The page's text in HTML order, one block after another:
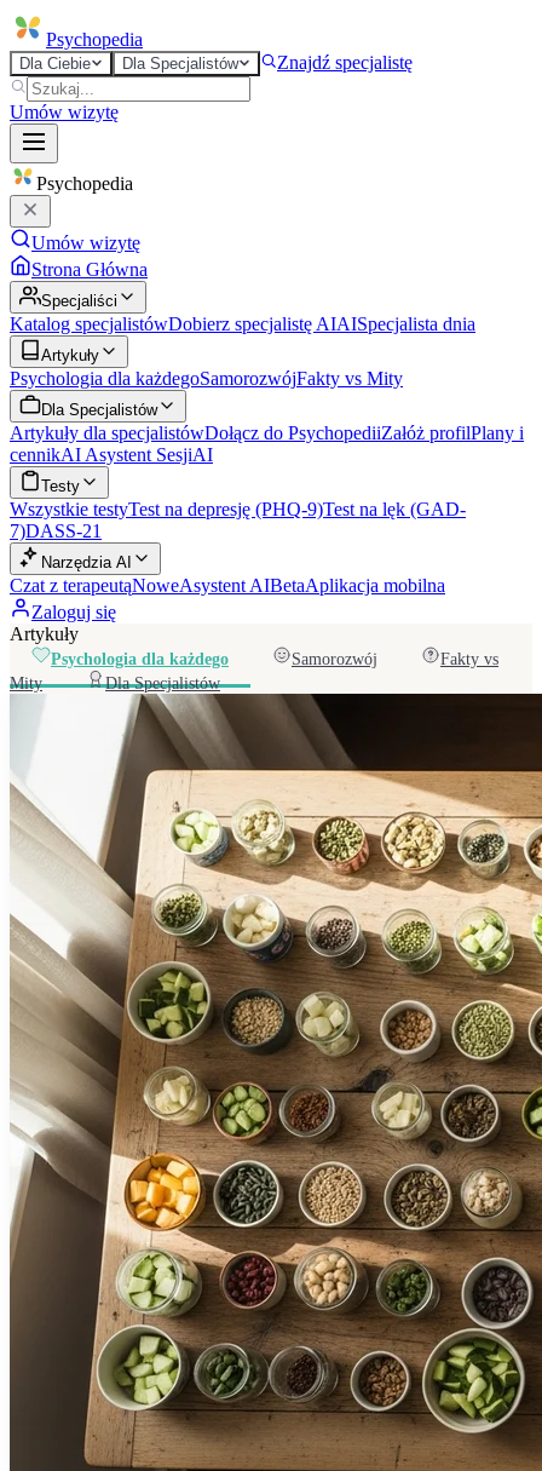
Psychopedia
Dla Ciebie Dla Specjalistów Znajdź specjalistę
Umów wizytę
Psychopedia
Umów wizytę
Strona Główna
Specjaliści
Katalog specjalistówDobierz specjalistę AIAISpecjalista dnia
Artykuły
Psychologia dla każdegoSamorozwójFakty vs Mity
Dla Specjalistów
Artykuły dla specjalistówDołącz do PsychopediiZałóż profilPlany i
cennikAI Asystent SesjiAI
Testy
Wszystkie testyTest na depresję (PHQ-9)Test na lęk (GAD-
7)DASS-21
Narzędzia AI
Czat z terapeutąNoweAsystent AIBetaAplikacja mobilna
Zaloguj się
Artykuły
Psychologia dla każdego Samorozwój
Fakty vs
Mity
Dla Specjalistów